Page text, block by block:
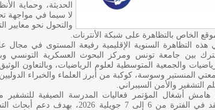
الحديثة، وحماية
لا سيما في مواجهة
والتحول نحو معايير
الخاص بالتظاهرة على شبكة الأنترنات.
التظاهرة السنوية الإقليمية رفيعة المستوى في مجال
بين جامعة تونس ومركز البحوث العسكرية التونسي
والجمعية المتوسطية لعلوم الرياضيات، وبالتعاون
المنستير وسوسة، كوكبة من أبرز العلماء والخبراء الدوليين
التشفير والأمن السيبراني.
هامش أشغال المؤتمر فعاليات المدرسة الصيفية للتشفير
مصاحبة تُعقد في الفترة من 6 إلى 7